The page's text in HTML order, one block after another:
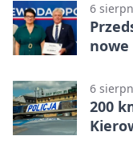
6
nowe
6
200